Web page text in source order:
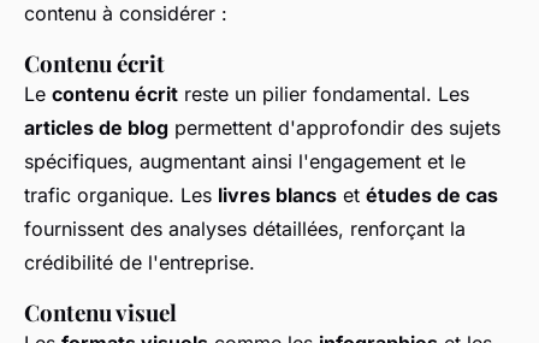
contenu à considérer :
Contenu écrit
Le contenu écrit reste un pilier fondamental. Les
articles de blog permettent d'approfondir des sujets
spécifiques, augmentant ainsi l'engagement et le
trafic organique. Les livres blancs et études de cas
fournissent des analyses détaillées, renforçant la
crédibilité de l'entreprise.
Contenu visuel